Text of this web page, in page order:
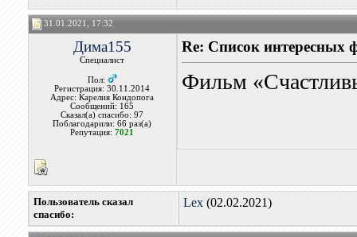
31.01.2021, 17:32
Дима155
Специалист
Пол:
Регистрация: 30.11.2014
Адрес: Карелия Кондопога
Сообщений: 165
Сказал(а) спасибо: 97
Поблагодарили: 66 раз(а)
Репутация:7021
Re: Список интересных
Фильм
Пользователь сказал
cпасибо:
Lex(02.02.2021)